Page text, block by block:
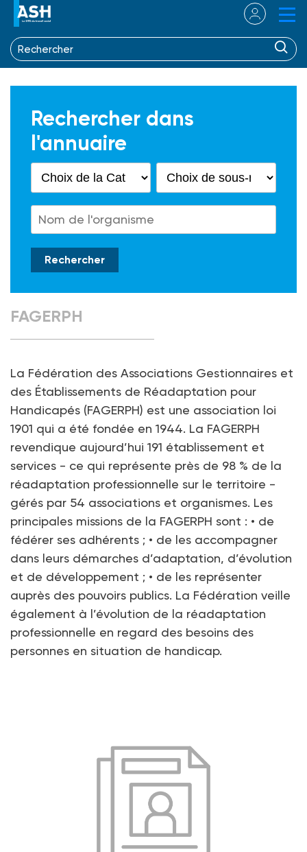
Rechercher dans
l'annuaire
FAGERPH
La Fédération des Associations Gestionnaires et
des Établissements de Réadaptation pour
Handicapés (FAGERPH) est une association loi
1901 qui a été fondée en 1944. La FAGERPH
revendique aujourd’hui 191 établissement et
services - ce qui représente près de 98 % de la
réadaptation professionnelle sur le territoire -
gérés par 54 associations et organismes. Les
principales missions de la FAGERPH sont : • de
fédérer ses adhérents ; • de les accompagner
dans leurs démarches d’adaptation, d’évolution
et de développement ; • de les représenter
auprès des pouvoirs publics. La Fédération veille
également à l’évolution de la réadaptation
professionnelle en regard des besoins des
personnes en situation de handicap.